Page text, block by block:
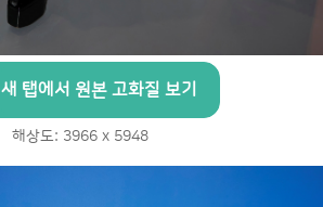
새 탭에서 원본 고화질 보기
해상도: 3966 x 5948